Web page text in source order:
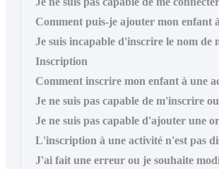
Comment puis-je ajouter mon enfant
Je suis incapable d'inscrire le nom de
Inscription
Comment inscrire mon enfant à une
Je ne suis pas capable de m'inscrire
Je ne suis pas capable d'ajouter une
L'inscription à une activité n'est pas
J'ai fait une erreur ou je souhaite